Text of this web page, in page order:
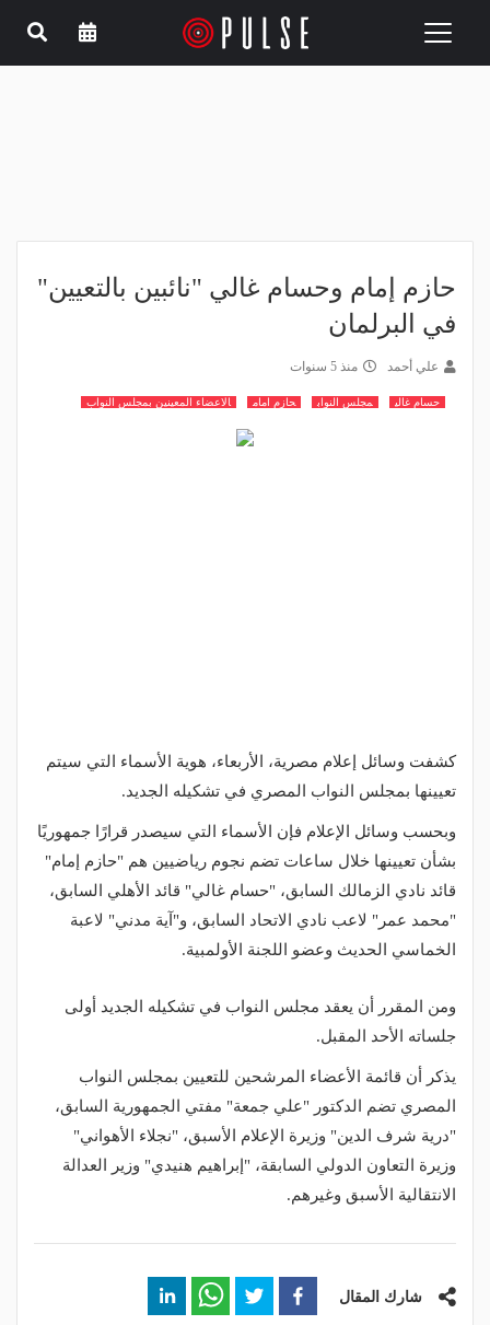
Toggle
حازم إمام وحسام غالي "نائبين بالتعيين"
في البرلمان
علي أحمد منذ 5 سنوات
حسام غالي مجلس النواب حازم امام الاعضاء المعينين بمجلس النواب
كشفت وسائل إعلام مصرية، الأربعاء، هوية الأسماء التي سيتم
تعيينها بمجلس النواب المصري في تشكيله الجديد.
وبحسب وسائل الإعلام فإن الأسماء التي سيصدر قرارًا جمهوريًا
بشأن تعيينها خلال ساعات تضم نجوم رياضيين هم "حازم إمام"
قائد نادي الزمالك السابق، "حسام غالي" قائد الأهلي السابق،
"محمد عمر" لاعب نادي الاتحاد السابق، و"آية مدني" لاعبة
الخماسي الحديث وعضو اللجنة الأولمبية.
ومن المقرر أن يعقد مجلس النواب في تشكيله الجديد أولى
جلساته الأحد المقبل.
يذكر أن قائمة الأعضاء المرشحين للتعيين بمجلس النواب
المصري تضم الدكتور "علي جمعة" مفتي الجمهورية السابق،
"درية شرف الدين" وزيرة الإعلام الأسبق، "نجلاء الأهواني"
وزيرة التعاون الدولي السابقة، "إبراهيم هنيدي" وزير العدالة
الانتقالية الأسبق وغيرهم.
شارك المقال